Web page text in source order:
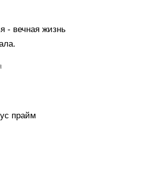
- вечная жизнь
прайм